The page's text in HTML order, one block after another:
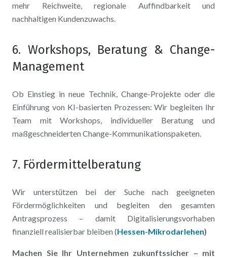
mehr Reichweite, regionale Auffindbarkeit und
nachhaltigen Kundenzuwachs.
6. Workshops, Beratung & Change-
Management
Ob Einstieg in neue Technik, Change-Projekte oder die
Einführung von KI-basierten Prozessen: Wir begleiten Ihr
Team mit Workshops, individueller Beratung und
maßgeschneiderten Change-Kommunikationspaketen.
7. Fördermittelberatung
Wir unterstützen bei der Suche nach geeigneten
Fördermöglichkeiten und begleiten den gesamten
Antragsprozess – damit Digitalisierungsvorhaben
finanziell realisierbar bleiben (Hessen-Mikrodarlehen)
Machen Sie Ihr Unternehmen zukunftssicher – mit